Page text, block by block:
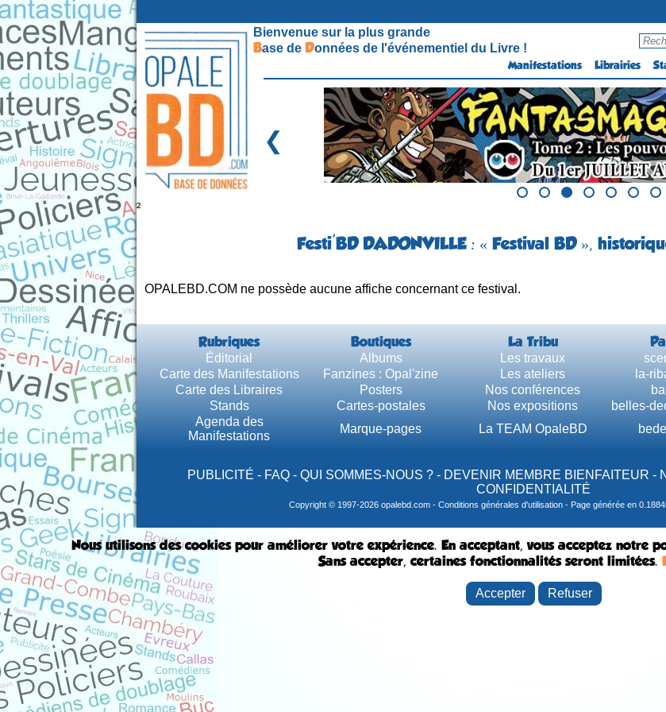
Bienvenue sur la plus grande
Base de Données de l'événementiel du Livre !
Manifestations
Librairies
❮
²
Festi'BD DADONVILLE : « Festival BD »,
OPALEBD.COM ne possède aucune affiche concernant ce festival.
Rubriques Boutiques La Tribu
Éditorial Albums Les travaux
Carte des Manifestations
Fanzines : Opal'zine Les ateliers la-
Carte des Libraires
Posters Nos conférences
Stands
Cartes-postales Nos expositions belles-
Agenda des
Manifestations
Marque-pages La TEAM OpaleBD
PUBLICITÉ - FAQ - QUI SOMMES-NOUS ? - DEVENIR MEMBRE BIENFAITEUR -
CONFIDENTIALITÉ
Copyright © 1997-2026 opalebd.com - Conditions générales d'utilisation - Page générée en
Nous utilisons des cookies pour améliorer votre expérience. En acceptant, vous acceptez
Sans accepter, certaines fonctionnalités seront limitées.
Accepter Refuser